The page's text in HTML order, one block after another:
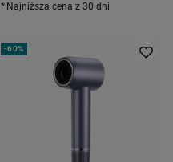
Najniższa cena z 30 dni
-60%